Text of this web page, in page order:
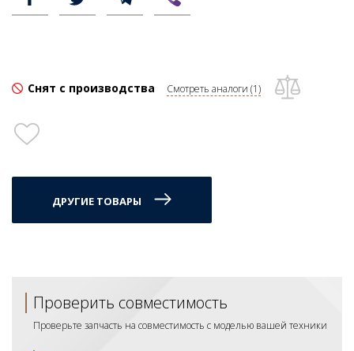
Снят с производства Смотреть аналоги (1)
ДРУГИЕ ТОВАРЫ
Проверить совместимость
Проверьте запчасть на совместимость с моделью вашей техники